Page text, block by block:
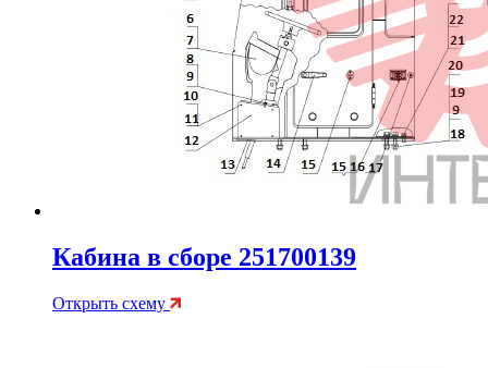
Кабина в сборе 251700139
Открыть схему